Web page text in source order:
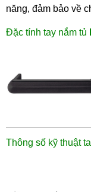
năng, đảm bảo về
Đặc tính tay nắm tủ
Thông số kỹ thuật